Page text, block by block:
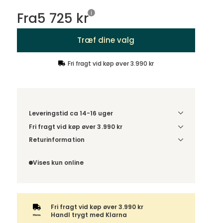
Fra5 725 kr
Træf dine valg
Fri fragt vid køp øver 3.990 kr
Leveringstid ca 14-16 uger
Fri fragt vid køp øver 3.990 kr
Vælg udførelse via “Træf dine valg” for at se
Returinformation
der ikke fortrydelsesret.
Vises kun online
Fri fragt vid køp øver 3.990 kr
Handl trygt med Klarna